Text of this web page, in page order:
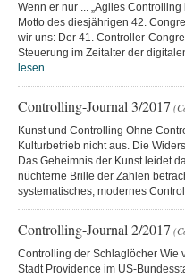
Wenn er nur ... „Agiles
Motto des diesjährigen 42.
wir uns: Der 41. Controller-
Steuerung im Zeitalter der
lesen
Controlling-Journal 3/2017
Kunst und Controlling Ohne
Kulturbetrieb nicht aus. Die
Das Geheimnis der Kunst leidet
nüchterne Brille der Zahlen
systematisches, modernes
Controlling-Journal 2/2017
Controlling der Schlaglöcher Wie
Stadt Providence im US-